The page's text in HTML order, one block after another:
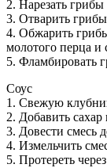
2. Нарезать грибы
3. Отварить
4. Обжарить
молотого перца и
5. Фламбировать
Соус
1. Свежую
2. Добавить
3. Довести смесь
4. Измельчить
5. Протереть